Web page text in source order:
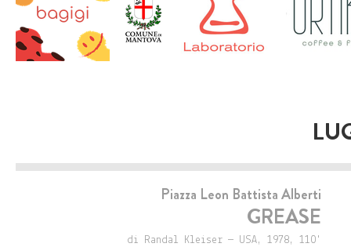
Piazza Leon Battista Alberti
GREASE
di Randal Kleiser — USA, 1978, 110'